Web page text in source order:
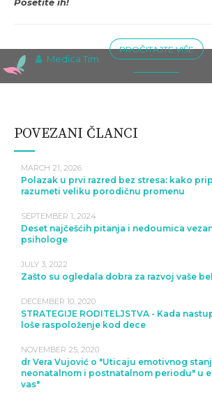
Medica Tim
PROČITAJTE VIŠE
POVEZANI ČLANCI
MARCH 21, 2026
Polazak u prvi razred bez stresa: kako
razumeti veliku porodičnu promenu
SEPTEMBER 1, 2024
Deset najčešćih pitanja i nedoumica
psihologe
JULY 3, 2022
Zašto su ogledala dobra za razvoj vaše
DECEMBER 10, 2020
STRATEGIJE RODITELJSTVA - Kada
loše raspoloženje kod dece
NOVEMBER 25, 2020
dr Vera Vujović o "Uticaju emotivnog
neonatalnom i postnatalnom periodu" u
vas"